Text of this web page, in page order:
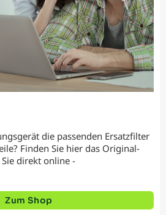
die passenden Ersatzfilter
Finden Sie hier das Original-
direkt online -
Zum Shop